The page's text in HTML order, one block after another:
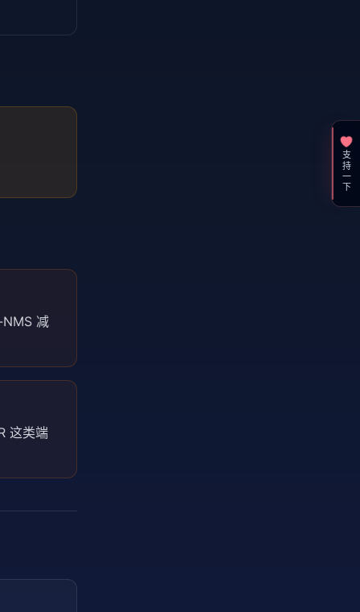
减
这类端
支持一下